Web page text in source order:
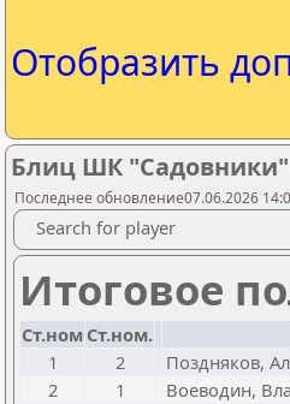
Отобразить
Блиц ШК "Садовники"
Последнее обновление07.06.2026
Search for player
Итоговое
Ст.ном Ст.ном.
1
2 Поздняков,
2
1 Воеводин,